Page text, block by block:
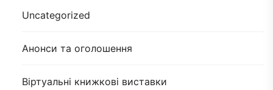
Uncategorized
Анонси та оголошення
Віртуальні книжкові виставки